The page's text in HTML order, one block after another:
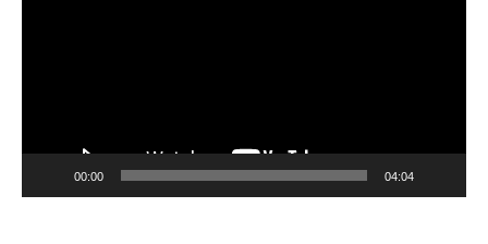
00:00 04:04